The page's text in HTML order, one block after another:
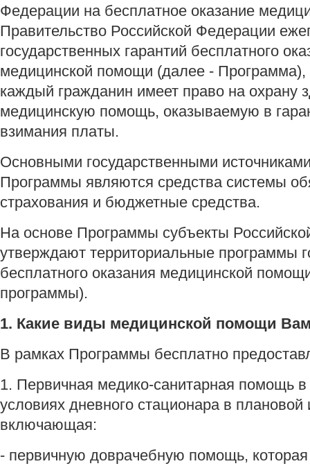
Федерации на бесплатное оказание
Правительство Российской Федерации
государственных гарантий бесплатного
медицинской помощи (далее - Программа),
каждый гражданин имеет право на охрану
медицинскую помощь, оказываемую в
взимания платы.
Основными государственными
Программы являются средства системы
страхования и бюджетные средства.
На основе Программы субъекты
утверждают территориальные программы
бесплатного оказания медицинской
программы).
1. Какие виды медицинской помощи
В рамках Программы бесплатно
1. Первичная медико-санитарная помощь
условиях дневного стационара в
включающая:
- первичную доврачебную помощь,